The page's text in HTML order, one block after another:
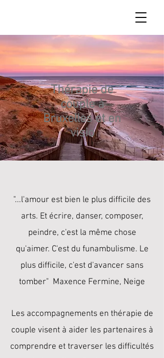
Thérapie de
couple à
Bruxelles et en
visio
"...l'amour est bien le plus difficile des
arts. Et écrire, danser, composer,
peindre, c'est la même chose
qu'aimer. C'est du funambulisme. Le
plus difficile, c'est d'avancer sans
tomber" Maxence Fermine, Neige
Les accompagnements en thérapie de
couple visent à aider les partenaires à
comprendre et traverser les difficultés